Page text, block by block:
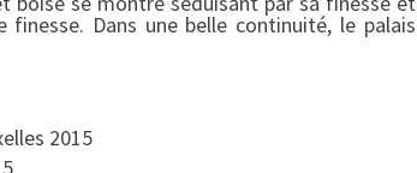
Dans une belle continuité, le palais
2015